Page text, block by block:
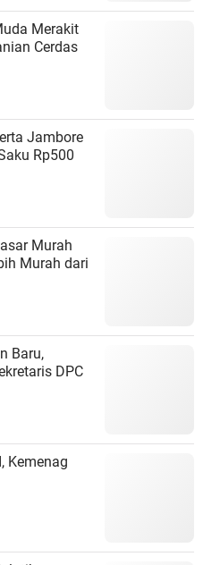
Merakit
Cerdas
Jambore
Rp500
Murah
Murah dari
Baru,
DPC
Kemenag